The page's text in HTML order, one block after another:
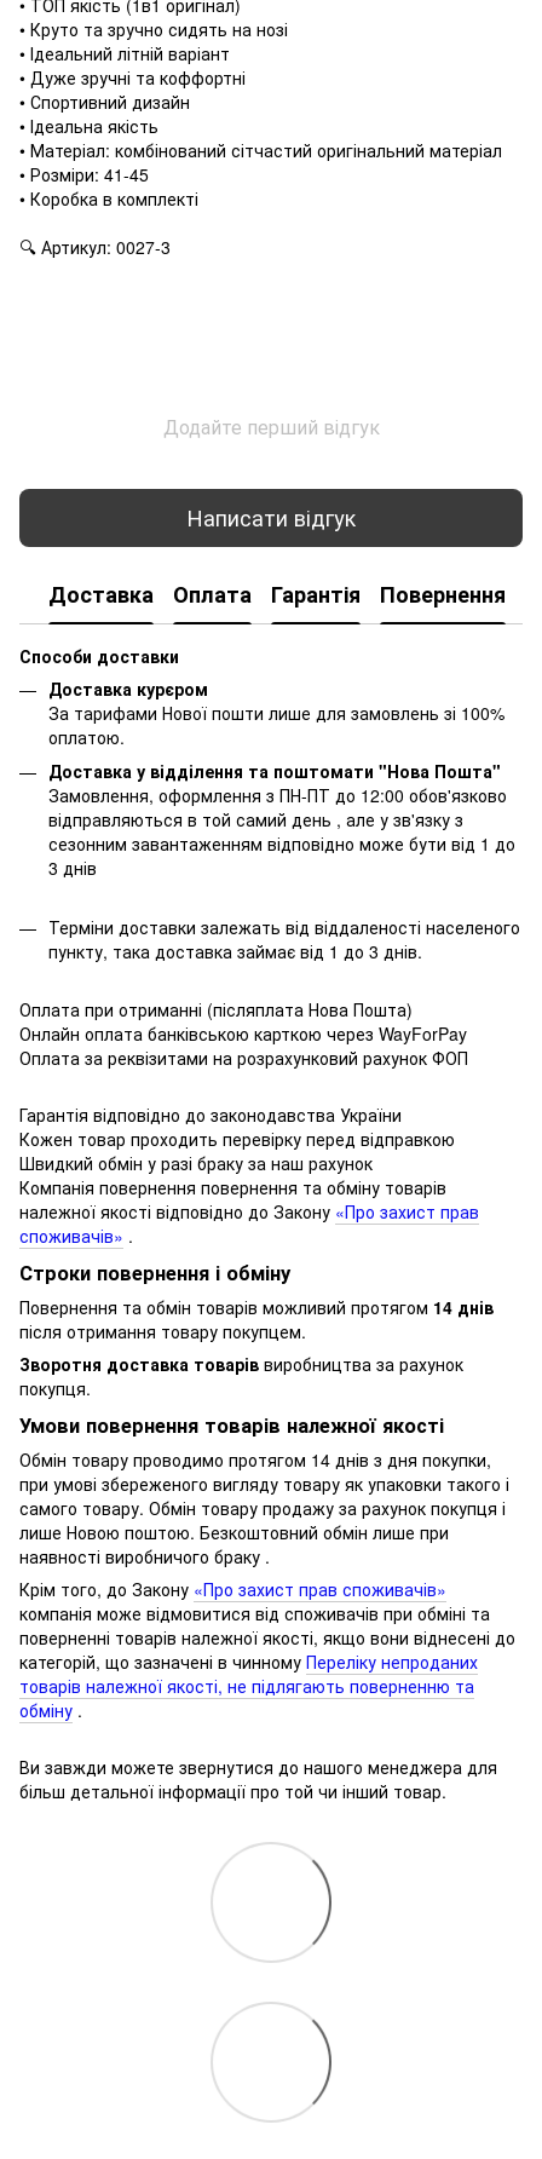
• Круто та зручно сидять на нозі
• Ідеальний літній варіант
• Дуже зручні та коффортні
• Спортивний дизайн
• Ідеальна якість
• Матеріал: комбінований сітчастий оригінальний матеріал
• Розміри: 41-45
• Коробка в комплекті
🔍 Артикул: 0027-3
Додайте перший відгук
Написати відгук
Доставка Оплата Гарантія Повернення
Способи доставки
Доставка курєром
За тарифами Нової пошти лише для замовлень зі 100%
оплатою.
Доставка у відділення та поштомати "Нова Пошта"
Замовлення, оформлення з ПН-ПТ до 12:00 обов'язково
відправляються в той самий день , але у зв'язку з
сезонним завантаженням відповідно може бути від 1 до
3 днів
Терміни доставки залежать від віддаленості населеного
пункту, така доставка займає від 1 до 3 днів.
Оплата при отриманні (післяплата Нова Пошта)
Онлайн оплата банківською карткою через WayForPay
Оплата за реквізитами на розрахунковий рахунок ФОП
Гарантія відповідно до законодавства України
Кожен товар проходить перевірку перед відправкою
Швидкий обмін у разі браку за наш рахунок
Компанія повернення повернення та обміну товарів
належної якості відповідно до Закону «Про захист прав
споживачів» .
Строки повернення і обміну
Повернення та обмін товарів можливий протягом 14 днів
після отримання товару покупцем.
Зворотня доставка товарів виробництва за рахунок
покупця.
Умови повернення товарів належної якості
Обмін товару проводимо протягом 14 днів з дня покупки,
при умові збереженого вигляду товару як упаковки такого і
самого товару. Обмін товару продажу за рахунок покупця і
лише Новою поштою. Безкоштовний обмін лише при
наявності виробничого браку .
Крім того, до Закону «Про захист прав споживачів»
компанія може відмовитися від споживачів при обміні та
поверненні товарів належної якості, якщо вони віднесені до
категорій, що зазначені в чинному Переліку непроданих
товарів належної якості, не підлягають поверненню та
обміну .
Ви завжди можете звернутися до нашого менеджера для
більш детальної інформації про той чи інший товар.